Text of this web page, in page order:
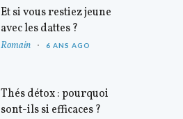
Et si vous restiez jeune
avec les dattes ?
Romain 6 ANS AGO
Thés détox : pourquoi
sont-ils si efficaces ?